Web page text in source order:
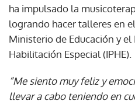
ha impulsado la
logrando hacer talleres en
Ministerio de Educación y
Habilitación Especial (IPHE).
“Me siento muy feliz y
llevar a cabo teniendo en